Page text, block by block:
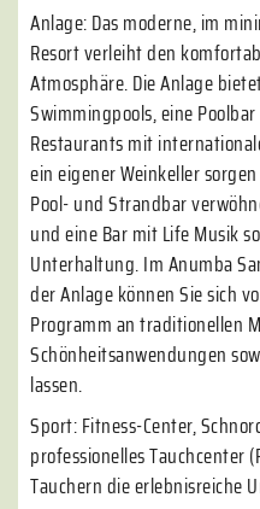
Anlage: Das moderne, im
Resort verleiht den
Atmosphäre. Die Anlage
Swimmingpools, eine
Restaurants mit
ein eigener Weinkeller
Pool- und Strandbar
und eine Bar mit Life Musik
Unterhaltung. Im Anumba
der Anlage können Sie sich
Programm an traditionellen
Schönheitsanwendungen
lassen.
Sport: Fitness-Center,
professionelles Tauchcenter
Tauchern die erlebnisreiche